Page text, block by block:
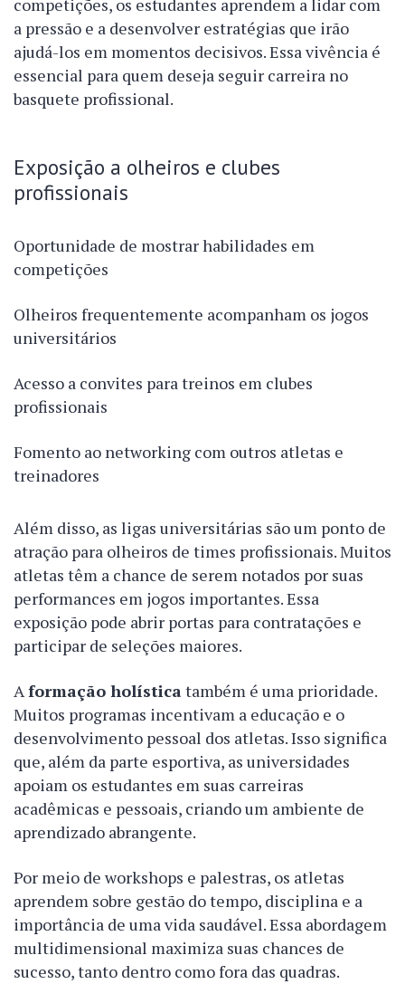
competições, os estudantes aprendem a lidar com
a pressão e a desenvolver estratégias que irão
ajudá-los em momentos decisivos. Essa vivência é
essencial para quem deseja seguir carreira no
basquete profissional.
Exposição a olheiros e clubes
profissionais
Oportunidade de mostrar habilidades em
competições
Olheiros frequentemente acompanham os jogos
universitários
Acesso a convites para treinos em clubes
profissionais
Fomento ao networking com outros atletas e
treinadores
Além disso, as ligas universitárias são um ponto de
atração para olheiros de times profissionais. Muitos
atletas têm a chance de serem notados por suas
performances em jogos importantes. Essa
exposição pode abrir portas para contratações e
participar de seleções maiores.
Aformação holísticatambém é uma prioridade.
Muitos programas incentivam a educação e o
desenvolvimento pessoal dos atletas. Isso significa
que, além da parte esportiva, as universidades
apoiam os estudantes em suas carreiras
acadêmicas e pessoais, criando um ambiente de
aprendizado abrangente.
Por meio de workshops e palestras, os atletas
aprendem sobre gestão do tempo, disciplina e a
importância de uma vida saudável. Essa abordagem
multidimensional maximiza suas chances de
sucesso, tanto dentro como fora das quadras.